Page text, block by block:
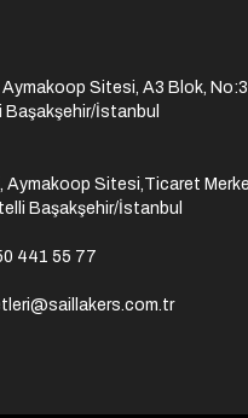
Sitesi, A3 Blok,
İstanbul
Aymakoop Sitesi,Ticaret
Başakşehir/İstanbul
441 55 77